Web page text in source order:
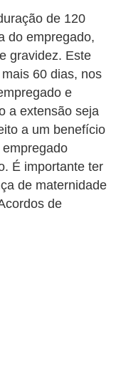
de 120
do empregado,
gravidez. Este
60 dias, nos
e
a extensão seja
a um benefício
É importante ter
de maternidade
de